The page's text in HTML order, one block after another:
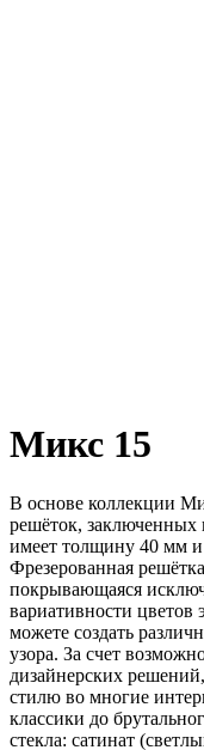
Микс 15
В основе коллекции
решёток, заключенных
имеет толщину 40 мм
Фрезерованная
покрывающаяся
вариативности
можете создать
узора. За счет
дизайнерских
стилю во многие
классики до
стекла: сатинат